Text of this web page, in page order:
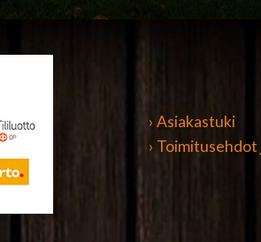
› Asiakastuki
›